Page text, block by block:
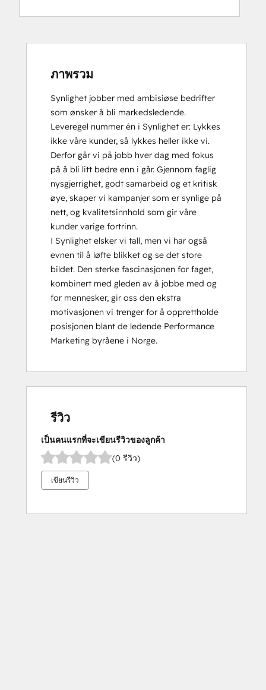
Social Media Marketing Certification
ภาพรวม
Synlighet jobber med ambisiøse bedrifter
som ønsker å bli markedsledende.
Leveregel nummer én i Synlighet er: Lykkes
ikke våre kunder, så lykkes heller ikke vi.
Derfor går vi på jobb hver dag med fokus
på å bli litt bedre enn i går. Gjennom faglig
nysgjerrighet, godt samarbeid og et kritisk
øye, skaper vi kampanjer som er synlige på
nett, og kvalitetsinnhold som gir våre
kunder varige fortrinn.
I Synlighet elsker vi tall, men vi har også
evnen til å løfte blikket og se det store
bildet. Den sterke fascinasjonen for faget,
kombinert med gleden av å jobbe med og
for mennesker, gir oss den ekstra
motivasjonen vi trenger for å opprettholde
posisjonen blant de ledende Performance
Marketing byråene i Norge.
รีวิว
เป็นคนแรกที่จะเขียนรีวิวของลูกค้า
(0 รีวิว)
เขียนรีวิว